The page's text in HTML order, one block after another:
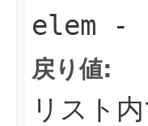
elem -
戻り値:
リスト